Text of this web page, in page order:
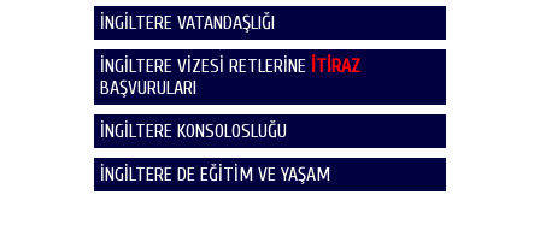
İNGİLTERE VATANDAŞLIĞI
İNGİLTERE VİZESİ RETLERİNE İTİRAZ
BAŞVURULARI
İNGİLTERE KONSOLOSLUĞU
İNGİLTERE DE EĞİTİM VE YAŞAM